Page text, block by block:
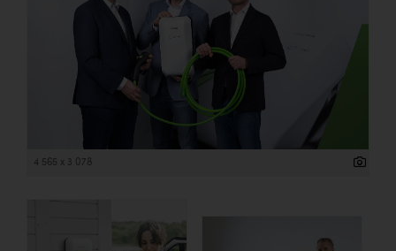
4 565 x 3 078